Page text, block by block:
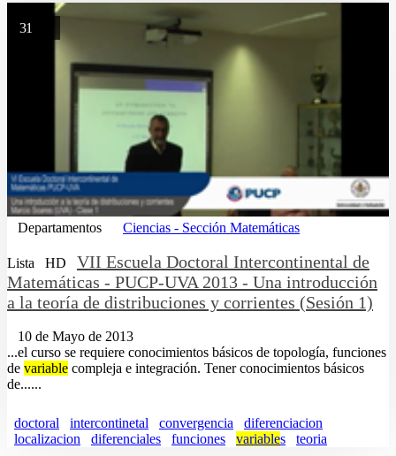
31
Departamentos Ciencias - Sección Matemáticas
Lista HD
VII Escuela Doctoral Intercontinental de
Matemáticas - PUCP-UVA 2013 - Una introducción
a la teoría de distribuciones y corrientes (Sesión 1)
10 de Mayo de 2013
...el curso se requiere conocimientos básicos de topología, funciones
de variable compleja e integración. Tener conocimientos básicos
de......
doctoral intercontinetal convergencia
diferenciacion
localizacion
diferenciales funciones variables teoria